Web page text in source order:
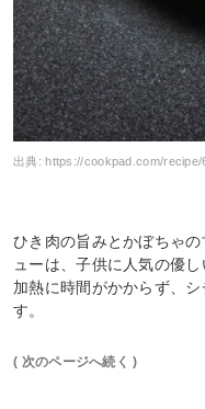
出典: https://cookpad.com/recipe/
ひき肉の旨みとかぼちゃ
ューは、子供に人気の優
加熱に時間がかからず、
す。
( 次のページへ続く )